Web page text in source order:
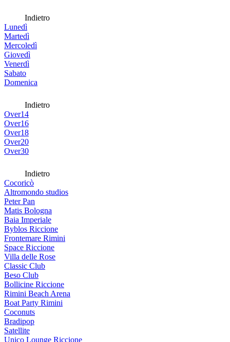
Indietro
Lunedì
Martedì
Mercoledì
Giovedì
Venerdì
Sabato
Domenica
Indietro
Over14
Over16
Over18
Over20
Over30
Indietro
Cocoricò
Altromondo studios
Peter Pan
Matis Bologna
Baia Imperiale
Byblos Riccione
Frontemare Rimini
Space Riccione
Villa delle Rose
Classic Club
Beso Club
Bollicine Riccione
Rimini Beach Arena
Boat Party Rimini
Coconuts
Bradipop
Satellite
Unico Lounge Riccione